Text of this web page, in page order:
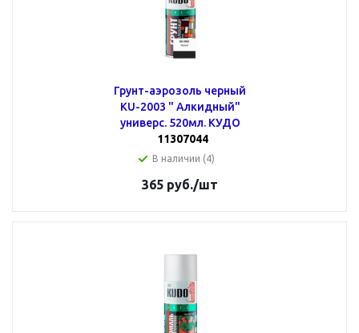
Грунт-аэрозоль черный
KU-2003 " Алкидный"
универс. 520мл. КУДО
11307044
В наличии (4)
365 руб./шт